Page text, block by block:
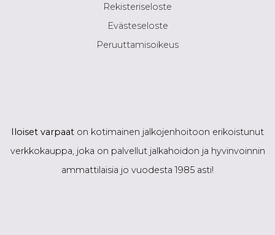
Rekisteriseloste
Evästeseloste
Peruuttamisoikeus
Iloiset varpaat on kotimainen jalkojenhoitoon erikoistunut
verkkokauppa, joka on palvellut jalkahoidon ja hyvinvoinnin
ammattilaisia jo vuodesta 1985 asti!